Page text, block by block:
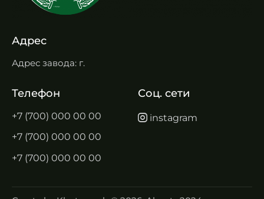
Адрес
Адрес завода: г.
Телефон
+7 (700) 000 00 00
+7 (700) 000 00 00
+7 (700) 000 00 00
Соц. сети
instagram